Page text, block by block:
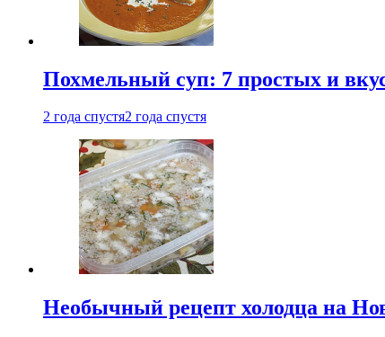
Похмельный суп: 7 простых и
2 года спустя2 года спустя
Необычный рецепт холодца на